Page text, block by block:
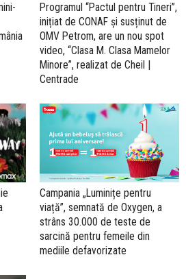
Programul “Pactul pentru Tineri”,
inițiat de CONAF și susținut de
OMV Petrom, are un nou spot
video, “Clasa M. Clasa Mamelor
Minore”, realizat de Cheil |
Centrade
Campania „Luminițe pentru
viață”, semnată de Oxygen, a
strâns 30.000 de teste de
sarcină pentru femeile din
mediile defavorizate